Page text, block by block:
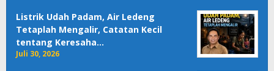
Listrik Udah Padam, Air Ledeng
Tetaplah Mengalir, Catatan Kecil
tentang Keresaha…
Juli 30, 2026